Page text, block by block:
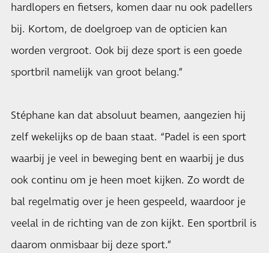
hardlopers en fietsers, komen daar nu ook padellers
bij. Kortom, de doelgroep van de opticien kan
worden vergroot. Ook bij deze sport is een goede
sportbril namelijk van groot belang.”
Stéphane kan dat absoluut beamen, aangezien hij
zelf wekelijks op de baan staat. “Padel is een sport
waarbij je veel in beweging bent en waarbij je dus
ook continu om je heen moet kijken. Zo wordt de
bal regelmatig over je heen gespeeld, waardoor je
veelal in de richting van de zon kijkt. Een sportbril is
daarom onmisbaar bij deze sport.”